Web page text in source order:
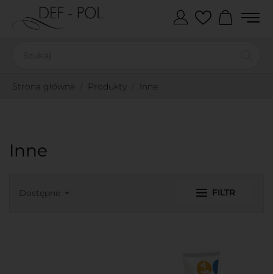
Strona główna Produkty Inne
Inne
Dostępne keyboard_arrow_down FILTR